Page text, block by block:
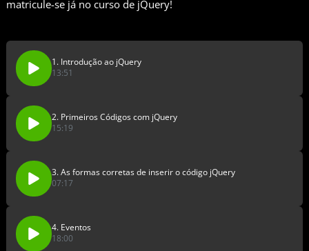
matricule-se já no curso de jQuery!
1. Introdução ao jQuery
13:51
2. Primeiros Códigos com jQuery
15:19
3. As formas corretas de inserir o código jQuery
07:17
4. Eventos
18:00